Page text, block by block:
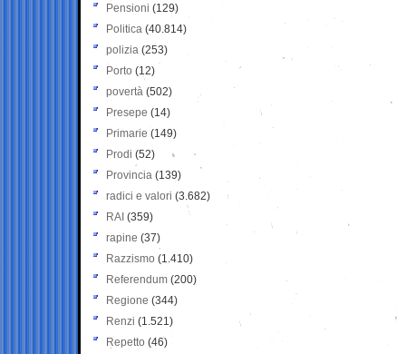
Pensioni (129)
Politica (40.814)
polizia (253)
Porto (12)
povertà (502)
Presepe (14)
Primarie (149)
Prodi (52)
Provincia (139)
radici e valori (3.682)
RAI (359)
rapine (37)
Razzismo (1.410)
Referendum (200)
Regione (344)
Renzi (1.521)
Repetto (46)